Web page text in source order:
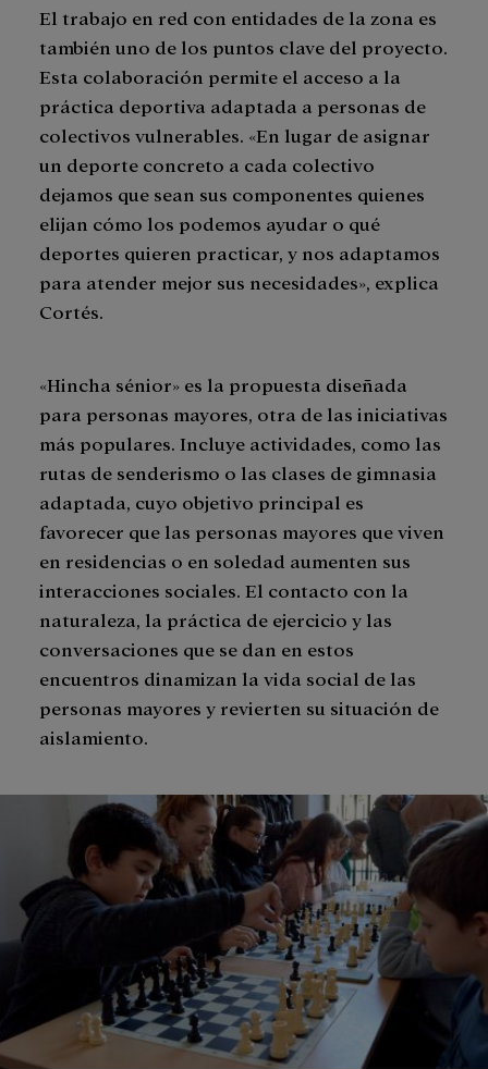
El trabajo en red con entidades de la zona es
también uno de los puntos clave del proyecto.
Esta colaboración permite el acceso a la
práctica deportiva adaptada a personas de
colectivos vulnerables. «En lugar de asignar
un deporte concreto a cada colectivo
dejamos que sean sus componentes quienes
elijan cómo los podemos ayudar o qué
deportes quieren practicar, y nos adaptamos
para atender mejor sus necesidades», explica
Cortés.
«Hincha sénior» es la propuesta diseñada
para personas mayores, otra de las iniciativas
más populares. Incluye actividades, como las
rutas de senderismo o las clases de gimnasia
adaptada, cuyo objetivo principal es
favorecer que las personas mayores que viven
en residencias o en soledad aumenten sus
interacciones sociales. El contacto con la
naturaleza, la práctica de ejercicio y las
conversaciones que se dan en estos
encuentros dinamizan la vida social de las
personas mayores y revierten su situación de
aislamiento.